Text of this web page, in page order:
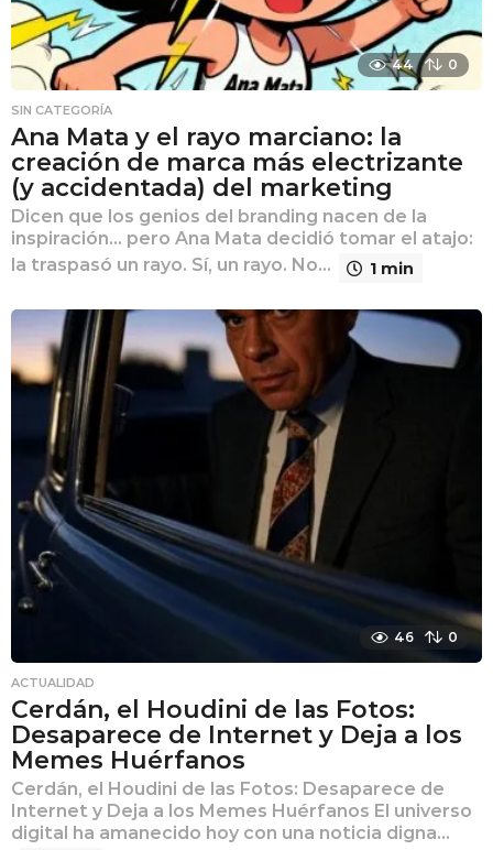
44 0
SIN CATEGORÍA
Ana Mata y el rayo marciano: la
creación de marca más electrizante
(y accidentada) del marketing
Dicen que los genios del branding nacen de la
inspiración… pero Ana Mata decidió tomar el atajo:
la traspasó un rayo. Sí, un rayo. No...
1 min
46 0
ACTUALIDAD
Cerdán, el Houdini de las Fotos:
Desaparece de Internet y Deja a los
Memes Huérfanos
Cerdán, el Houdini de las Fotos: Desaparece de
Internet y Deja a los Memes Huérfanos El universo
digital ha amanecido hoy con una noticia digna...